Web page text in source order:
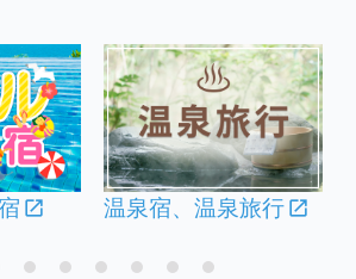
温泉宿、温泉旅行